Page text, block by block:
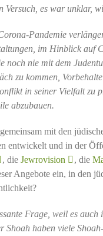
Versuch, es war unklar,
Pandemie
im Hinblick auf
noch nie mit dem
zu kommen,
in seiner Vielfalt
abzubauen.
mit den
entwickelt und in der
, die Jewrovision , die
Angebote ein, in den
Frage, weil es auch
Shoah haben viele